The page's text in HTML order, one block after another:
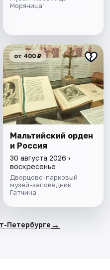
Моряница"
от 400 ₽
Мальтийский орден
и Россия
30 августа 2026 •
воскресенье
Дворцово-парковый
музей-заповедник
Гатчина
Петербурге →